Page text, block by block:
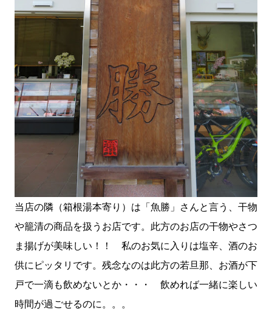
当店の隣（箱根湯本寄り）は「魚勝」さんと言う、干物
や籠清の商品を扱うお店です。此方のお店の干物やさつ
ま揚げが美味しい！！ 私のお気に入りは塩辛、酒のお
供にピッタリです。残念なのは此方の若旦那、お酒が下
戸で一滴も飲めないとか・・・ 飲めれば一緒に楽しい
時間が過ごせるのに。。。